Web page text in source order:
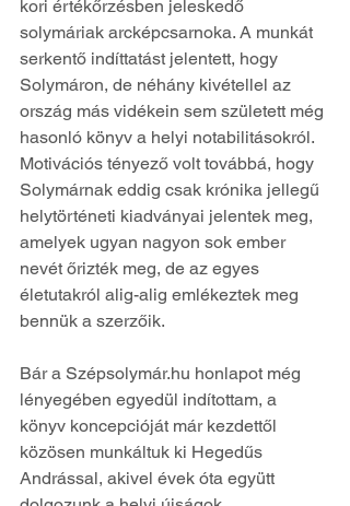
kori értékőrzésben jeleskedő
solymáriak arcképcsarnoka. A munkát
serkentő indíttatást jelentett, hogy
Solymáron, de néhány kivétellel az
ország más vidékein sem született még
hasonló könyv a helyi notabilitásokról.
Motivációs tényező volt továbbá, hogy
Solymárnak eddig csak krónika jellegű
helytörténeti kiadványai jelentek meg,
amelyek ugyan nagyon sok ember
nevét őrizték meg, de az egyes
életutakról alig-alig emlékeztek meg
bennük a szerzőik.
Bár a Szépsolymár.hu honlapot még
lényegében egyedül indítottam, a
könyv koncepcióját már kezdettől
közösen munkáltuk ki Hegedűs
Andrással, akivel évek óta együtt